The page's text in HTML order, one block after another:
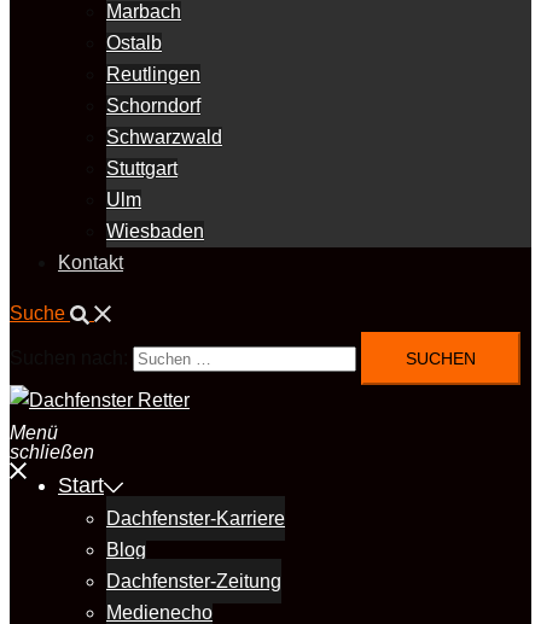
Marbach
Ostalb
Reutlingen
Schorndorf
Schwarzwald
Stuttgart
Ulm
Wiesbaden
Kontakt
Suche
Menü
schließen
Start
Dachfenster-Karriere
Blog
Dachfenster-Zeitung
Medienecho